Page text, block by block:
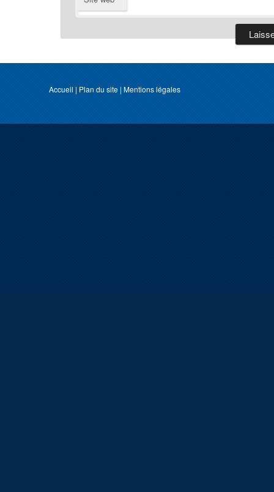
Accueil | Plan du site | Mentions légales